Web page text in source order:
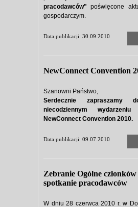
pracodawców" poświęcone
gospodarczym.
Data publikacji: 30.09.2010
NewConnect Convention
Szanowni Państwo,
Serdecznie zapraszamy
niecodziennym wydarzeniu
NewConnect Convention 2010.
Data publikacji: 09.07.2010
Zebranie Ogólne
spotkanie pracodawców
W dniu 28 czerwca 2010 r. w